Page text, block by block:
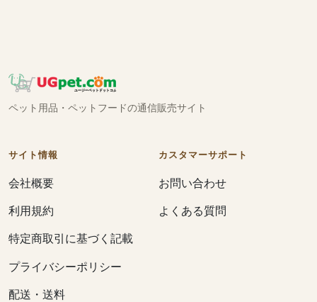
ペット用品・ペットフードの通信販売サイト
サイト情報
会社概要
利用規約
特定商取引に基づく記載
プライバシーポリシー
配送・送料
カスタマーサポート
お問い合わせ
よくある質問